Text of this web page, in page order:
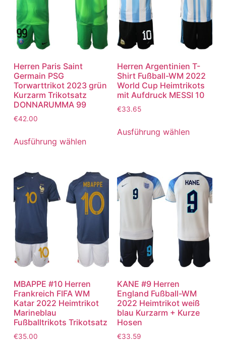
Herren Paris Saint
Germain PSG
Torwarttrikot 2023 grün
Kurzarm Trikotsatz
DONNARUMMA 99
€42.00
Ausführung wählen
Herren Argentinien T-
Shirt Fußball-WM 2022
World Cup Heimtrikots
mit Aufdruck MESSI 10
€33.65
Ausführung wählen
MBAPPE #10 Herren
Frankreich FIFA WM
Katar 2022 Heimtrikot
Marineblau
Fußballtrikots Trikotsatz
€35.00
KANE #9 Herren
England Fußball-WM
2022 Heimtrikot weiß
blau Kurzarm + Kurze
Hosen
€33.59